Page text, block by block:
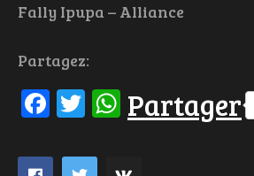
Fally Ipupa – Alliance
Partagez:
Facebook
Twitter
WhatsApp
Partager